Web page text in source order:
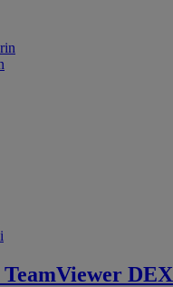
TeamViewer DEX